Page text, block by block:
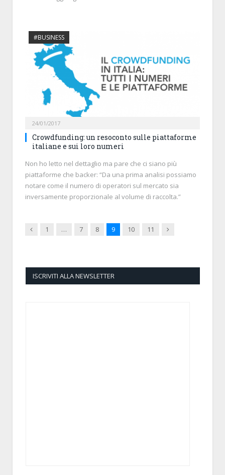
#BUSINESS
24/01/2017
Crowdfunding: un resoconto sulle piattaforme
italiane e sui loro numeri
Non ho letto nel dettaglio ma pare che ci siano più
piattaforme che backer: “Da una prima analisi possiamo
notare come il numero di operatori sul mercato sia
inversamente proporzionale al volume di raccolta.”
Previous
1 … 7 8 9 10 11 Next
ISCRIVITI ALLA NEWSLETTER